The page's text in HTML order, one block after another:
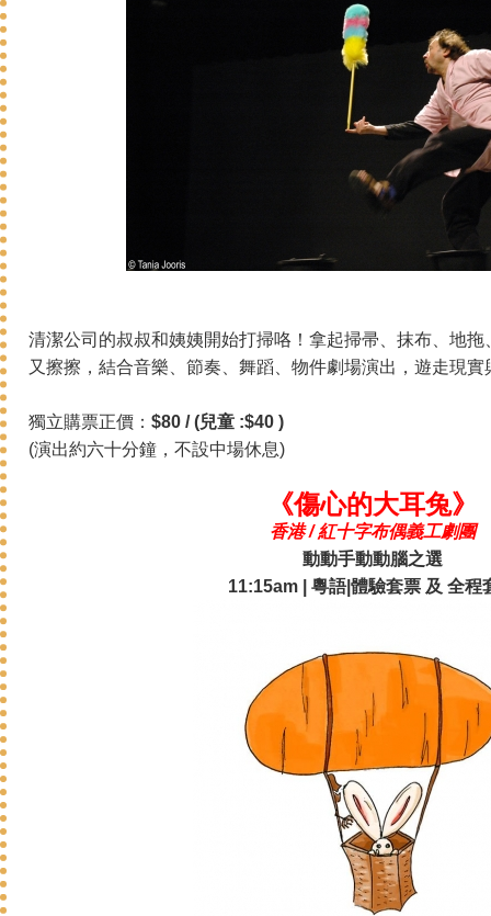
清潔公司的叔叔和姨姨開始打掃咯！拿起掃帚、抹布、地
又擦擦，結合音樂、節奏、舞蹈、物件劇場演出，遊走現實
獨立購票正價： $80 / (兒童 :$40 )
(演出約六十分鐘，不設中場休息)
《傷心的大耳兔》
香港 / 紅十字布偶義工劇團
動動手動動腦之選
11:15am | 粵語|體驗套票 及 全程